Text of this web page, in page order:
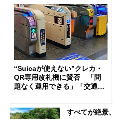
“Suicaが使えない”クレカ・
QR専用改札機に賛否 「問
題なく運用できる」「交通系I
すべてが絶景